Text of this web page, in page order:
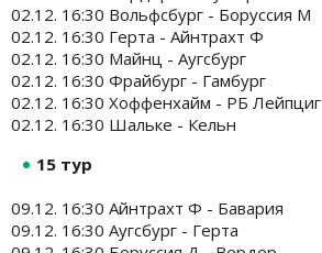
02.12. 16:30 Вольфсбург - Боруссия М
02.12. 16:30 Герта - Айнтрахт Ф
02.12. 16:30 Майнц - Аугсбург
02.12. 16:30 Фрайбург - Гамбург
02.12. 16:30 Хоффенхайм - РБ Лейпциг
02.12. 16:30 Шальке - Кельн
15 тур
09.12. 16:30 Айнтрахт Ф - Бавария
09.12. 16:30 Аугсбург - Герта